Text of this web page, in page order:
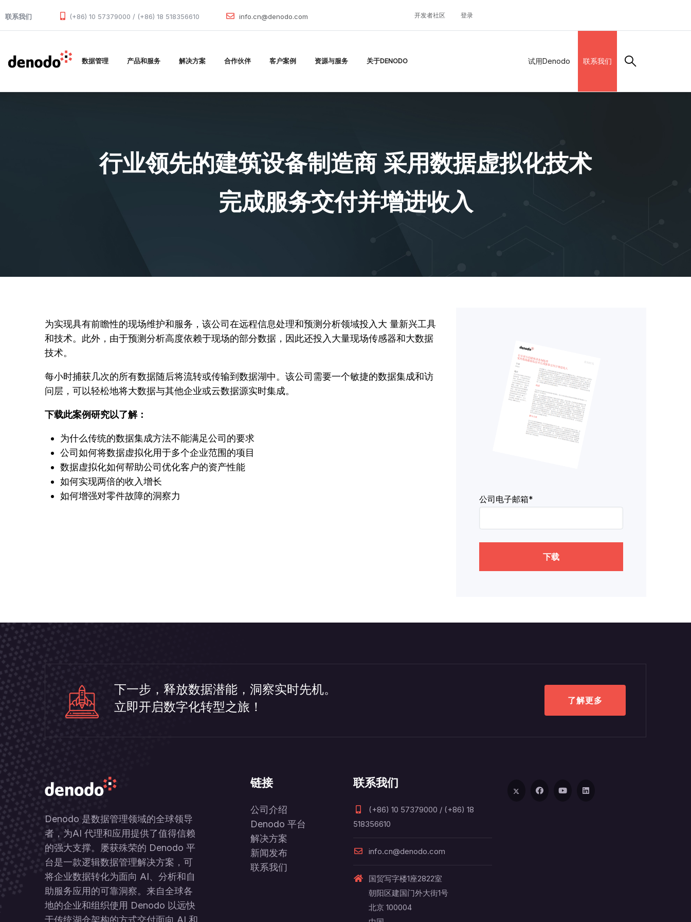
联系我们 (+86) 10 57379000 / (+86) 18 518356610 info.cn@denodo.com 开发者社区 登录
数据管理 产品和服务 解决方案 合作伙伴 客户案例 资源与服务 关于DENODO 试用Denodo 联系我们
行业领先的建筑设备制造商 采用数据虚拟化技术
完成服务交付并增进收入
为实现具有前瞻性的现场维护和服务，该公司在远程信息处理和预测分析领域投入大 量新兴工具
和技术。此外，由于预测分析高度依赖于现场的部分数据，因此还投入大量现场传感器和大数据
技术。
每小时捕获几次的所有数据随后将流转或传输到数据湖中。该公司需要一个敏捷的数据集成和访
问层，可以轻松地将大数据与其他企业或云数据源实时集成。
下载此案例研究以了解：
为什么传统的数据集成方法不能满足公司的要求
公司如何将数据虚拟化用于多个企业范围的项目
数据虚拟化如何帮助公司优化客户的资产性能
如何实现两倍的收入增长
如何增强对零件故障的洞察力
公司电子邮箱*
下载
下一步，释放数据潜能，洞察实时先机。
立即开启数字化转型之旅！
了解更多
Denodo 是数据管理领域的全球领导
者，为AI 代理和应用提供了值得信赖
的强大支撑。屡获殊荣的 Denodo 平
台是一款逻辑数据管理解决方案，可
将企业数据转化为面向 AI、分析和自
助服务应用的可靠洞察。来自全球各
地的企业和组织使用 Denodo 以远快
于传统湖仓架构的方式交付面向 AI 和
链接
公司介绍
Denodo 平台
解决方案
新闻发布
联系我们
联系我们
(+86) 10 57379000 / (+86) 18
518356610
info.cn@denodo.com
国贸写字楼1座2822室
朝阳区建国门外大街1号
北京 100004